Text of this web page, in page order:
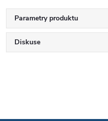
Parametry produktu
Diskuse